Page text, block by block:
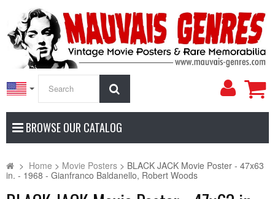
My
BROWSE OUR CATALOG
> Home > Movie Posters > BLACK JACK Movie Poster - 47x63
in. - 1968 - Gianfranco Baldanello, Robert Woods